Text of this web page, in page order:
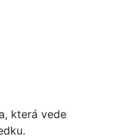
která vede